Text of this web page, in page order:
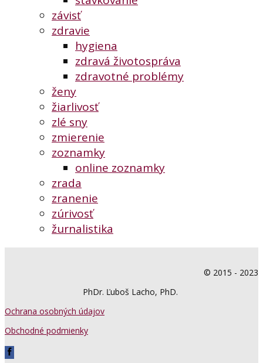
závisť
zdravie
hygiena
zdravá životospráva
zdravotné problémy
ženy
žiarlivosť
zlé sny
zmierenie
zoznamky
online zoznamky
zrada
zranenie
zúrivosť
žurnalistika
© 2015 - 2023
PhDr. Ľuboš Lacho, PhD.
Ochrana osobných údajov
Obchodné podmienky